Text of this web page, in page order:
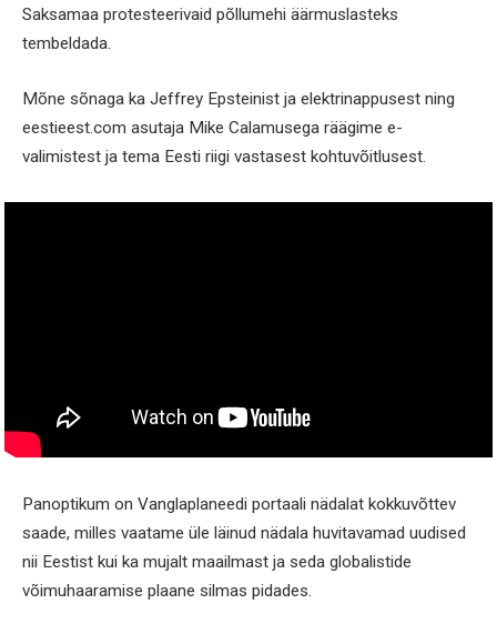
Saksamaa protesteerivaid põllumehi äärmuslasteks
tembeldada.
Mõne sõnaga ka Jeffrey Epsteinist ja elektrinappusest ning
eestieest.com asutaja Mike Calamusega räägime e-
valimistest ja tema Eesti riigi vastasest kohtuvõitlusest.
Panoptikum on Vanglaplaneedi portaali nädalat kokkuvõttev
saade, milles vaatame üle läinud nädala huvitavamad uudised
nii Eestist kui ka mujalt maailmast ja seda globalistide
võimuhaaramise plaane silmas pidades.